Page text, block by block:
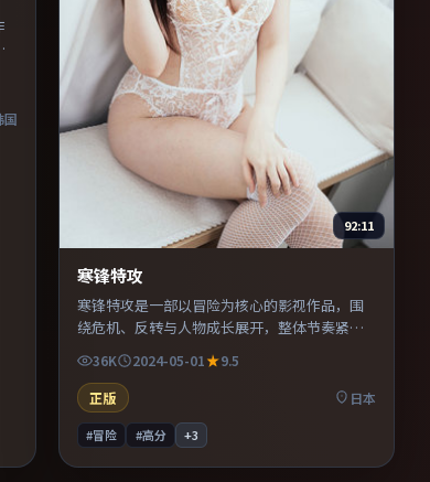
国
92:11
寒锋特攻
寒锋特攻是一部以冒险为核心的影视作品，围
绕危机、反转与人物成长展开，整体节奏紧
36K 2024-05-01
9.5
正版
日本
#冒险 #高分 +3